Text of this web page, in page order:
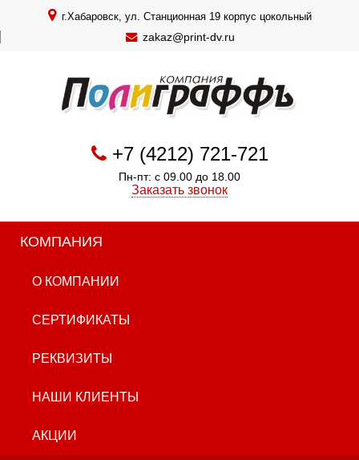
г.Хабаровск, ул. Станционная 19 корпус цокольный
zakaz@print-dv.ru
+7 (4212) 721-721
Пн-пт: с 09.00 до 18.00
Заказать звонок
КОМПАНИЯ
О КОМПАНИИ
СЕРТИФИКАТЫ
РЕКВИЗИТЫ
НАШИ КЛИЕНТЫ
АКЦИИ